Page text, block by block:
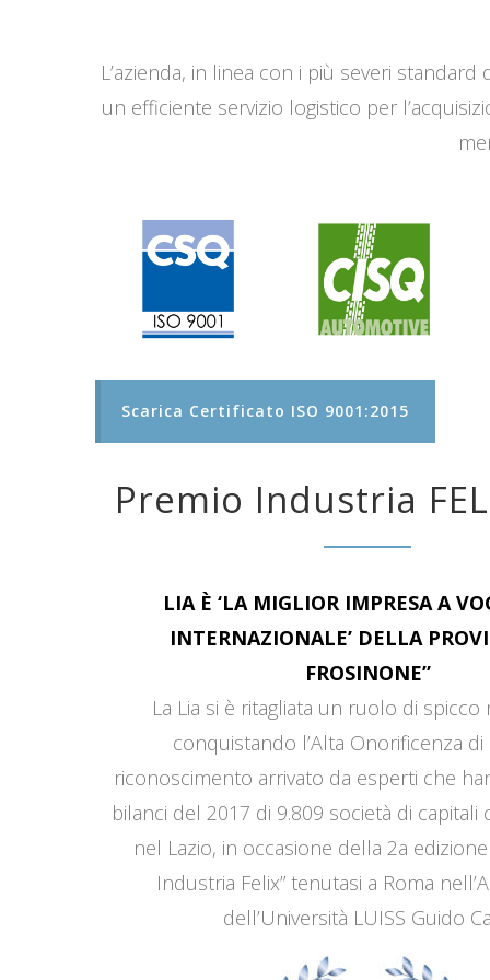
L’azienda, in linea con i più severi
un efficiente servizio logistico per
Scarica Certificato ISO 9001:2015
Premio Industria
LIA È ‘LA MIGLIOR IMPRESA A
INTERNAZIONALE’ DELLA
FROSINONE”
La Lia si è ritagliata un ruolo di
conquistando l’Alta Onorificenza di
riconoscimento arrivato da esperti che
bilanci del 2017 di 9.809 società di capitali
nel Lazio, in occasione della 2a
Industria Felix” tenutasi a Roma
dell’Università LUISS Guido